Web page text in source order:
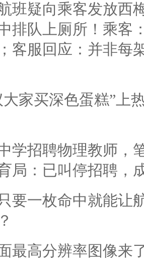
班疑向乘客发放西
排队上厕所！乘客
客服回应：并非每
大家买深色蛋糕”上
学招聘物理教师，
局：已叫停招聘，
要一枚命中就能让
最高分辨率图像来